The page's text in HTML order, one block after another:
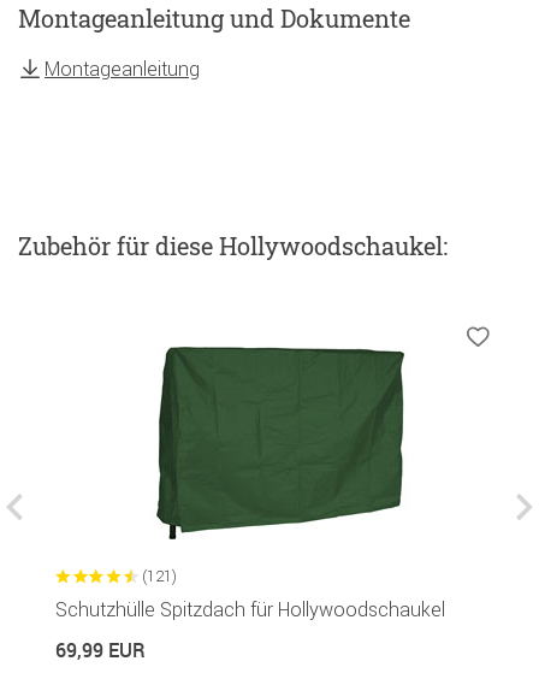
Montageanleitung und Dokumente
Montageanleitung
Zubehörfür diese Hollywoodschaukel:
(121)
Schutzhülle Spitzdach für Hollywoodschaukel
69,99 EUR